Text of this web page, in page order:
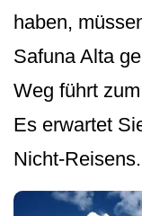
haben,
Safuna Alta
Weg führt
Es erwartet
Nicht-Reisens.